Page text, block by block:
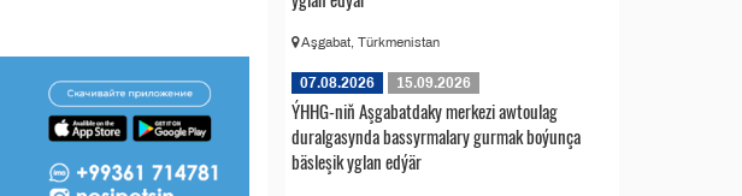
Aşgabat, Türkmenistan
07.08.2026 15.09.2026
ÝHHG-niň Aşgabatdaky merkezi awtoulag
duralgasynda bassyrmalary gurmak boýunça
bäsleşik yglan edýär